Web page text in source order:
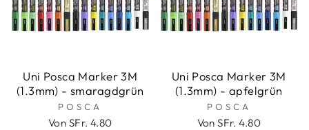
Uni Posca Marker 3M
(1.3mm) - smaragdgrün
POSCA
Von SFr. 4.80
Uni Posca Marker 3M
(1.3mm) - apfelgrün
POSCA
Von SFr. 4.80